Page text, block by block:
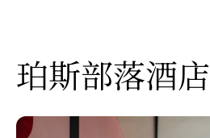
珀斯部落酒店